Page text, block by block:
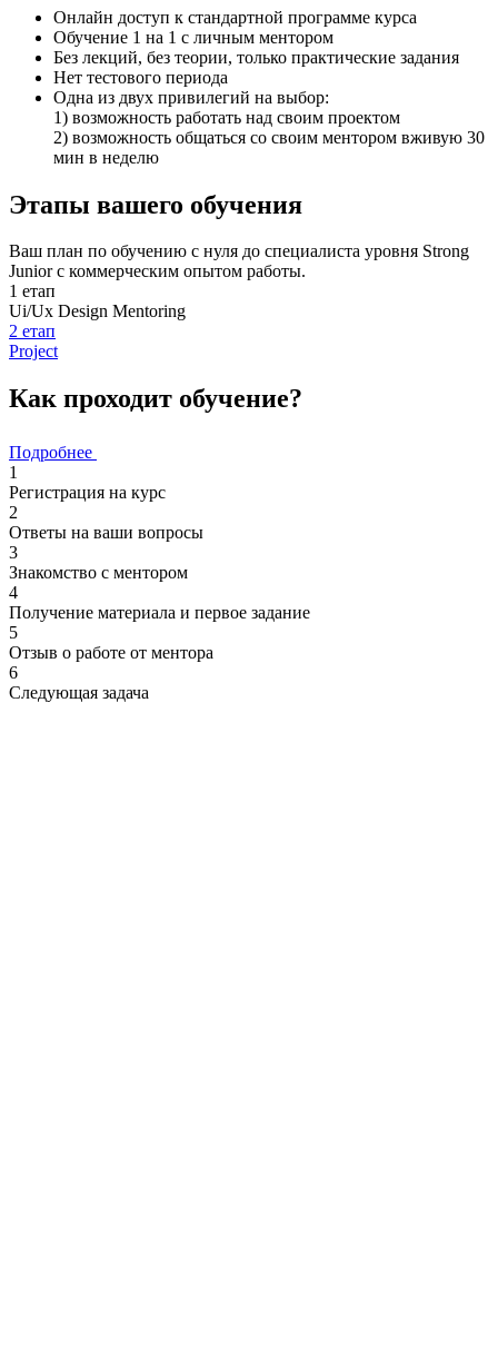
Онлайн доступ к стандартной программе курса
Обучение 1 на 1 с личным ментором
Без лекций, без теории, только практические задания
Нет тестового периода
Одна из двух привилегий на выбор:
1) возможность работать над своим проектом
2) возможность общаться со своим ментором вживую 30
мин в неделю
Этапы вашего обучения
Ваш план по обучению с нуля до специалиста уровня Strong
Junior с коммерческим опытом работы.
1 етап
Ui/Ux Design Mentoring
2 етап
Project
Как проходит обучение?
Подробнее
1
Регистрация на курс
2
Ответы на ваши вопросы
3
Знакомство с ментором
4
Получение материала и первое задание
5
Отзыв о работе от ментора
6
Следующая задача